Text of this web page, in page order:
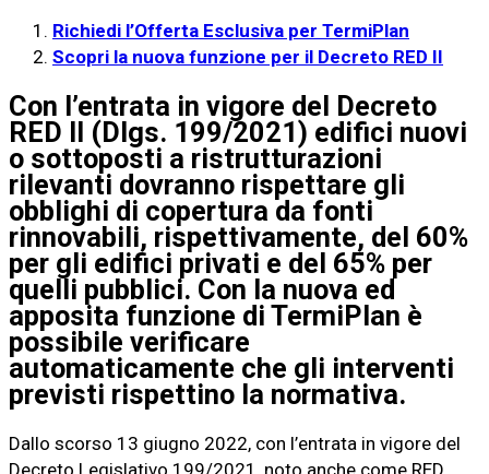
Richiedi l’Offerta Esclusiva per TermiPlan
Scopri la nuova funzione per il Decreto RED II
Con l’entrata in vigore del Decreto
RED II (Dlgs. 199/2021) edifici nuovi
o sottoposti a ristrutturazioni
rilevanti dovranno rispettare gli
obblighi di copertura da fonti
rinnovabili, rispettivamente, del 60%
per gli edifici privati e del 65% per
quelli pubblici. Con la nuova ed
apposita funzione di TermiPlan è
possibile verificare
automaticamente che gli interventi
previsti rispettino la normativa.
Dallo scorso 13 giugno 2022, con l’entrata in vigore del